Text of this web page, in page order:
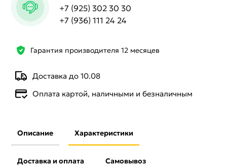
Гарантия производителя 12 месяцев
Доставка до 10.08
Оплата картой, наличными и безналичным
+7 (925) 302 30 30
+7 (936) 111 24 24
Описание Характеристики
Доставка и оплата Самовывоз